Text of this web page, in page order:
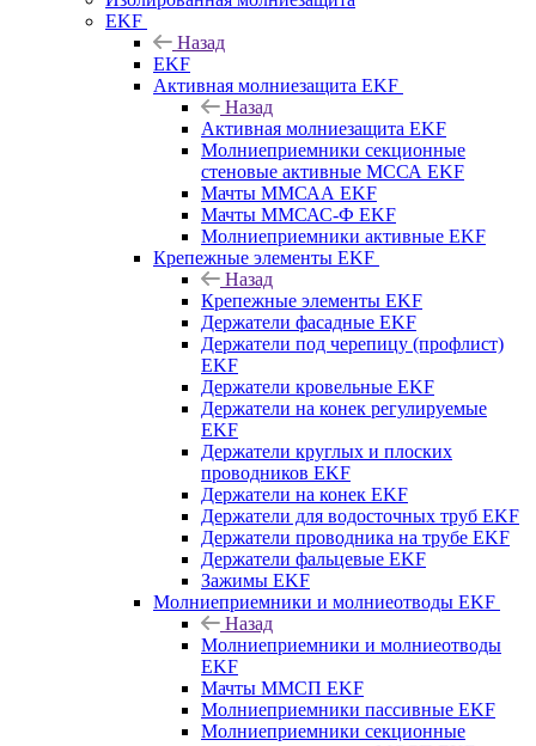
EKF
Назад
EKF
Активная молниезащита EKF
Назад
Активная молниезащита EKF
Молниеприемники секционные
стеновые активные МССА EKF
Мачты ММСАА EKF
Мачты ММСАС-Ф EKF
Молниеприемники активные EKF
Крепежные элементы EKF
Назад
Крепежные элементы EKF
Держатели фасадные EKF
Держатели под черепицу (профлист)
EKF
Держатели кровельные EKF
Держатели на конек регулируемые
EKF
Держатели круглых и плоских
проводников EKF
Держатели на конек EKF
Держатели для водосточных труб EKF
Держатели проводника на трубе EKF
Держатели фальцевые EKF
Зажимы EKF
Молниеприемники и молниеотводы EKF
Назад
Молниеприемники и молниеотводы
EKF
Мачты ММСП EKF
Молниеприемники пассивные EKF
Молниеприемники секционные